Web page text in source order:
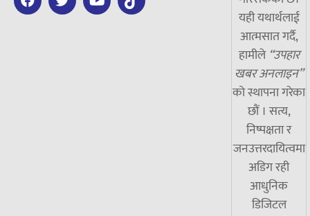
यही यथार्थलाई
आत्मसात गर्दै,
हामीले “उपहार
खबर अनलाइन”
को स्थापना गरेका
छौं । सत्य,
निष्पक्षता र
जनउत्तरदायित्वमा
अडिग रही
आधुनिक
डिजिटल